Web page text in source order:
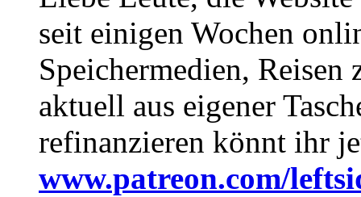
seit einigen Wochen
Speichermedien, Reisen
aktuell aus eigener
refinanzieren könnt ihr
www.patreon.com/